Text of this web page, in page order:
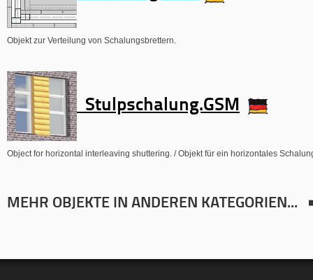
Objekt zur Verteilung von Schalungsbrettern.
Stulpschalung.GSM
Object for horizontal interleaving shuttering. / Objekt für ein horizontales
MEHR OBJEKTE IN ANDEREN KATEGORIEN...